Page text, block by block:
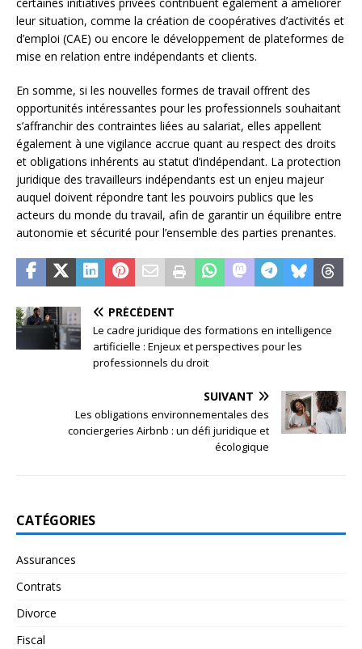
leur situation, comme la création de coopératives d’activités et
d’emploi (CAE) ou encore le développement de plateformes de
mise en relation entre indépendants et clients.
En somme, si les nouvelles formes de travail offrent des
opportunités intéressantes pour les professionnels souhaitant
s’affranchir des contraintes liées au salariat, elles appellent
également à une vigilance accrue quant au respect des droits
et obligations inhérents au statut d’indépendant. La protection
juridique des travailleurs indépendants est un enjeu majeur
auquel doivent répondre tant les pouvoirs publics que les
acteurs du monde du travail, afin de garantir un équilibre entre
autonomie et sécurité pour l’ensemble des parties prenantes.
PRÉCÉDENT
Le cadre juridique des formations en intelligence
artificielle : Enjeux et perspectives pour les
professionnels du droit
SUIVANT
Les obligations environnementales des
conciergeries Airbnb : un défi juridique et
écologique
CATÉGORIES
Assurances
Contrats
Divorce
Fiscal